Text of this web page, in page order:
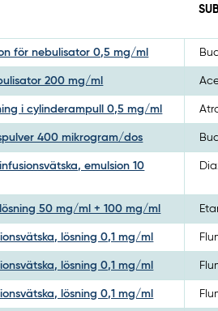
för nebulisator 0,5 mg/ml
200 mg/ml
i cylinderampull 0,5 mg/ml
400 mikrogram/dos
emulsion 10
50 mg/ml + 100 mg/ml
lösning 0,1 mg/ml
lösning 0,1 mg/ml
lösning 0,1 mg/ml